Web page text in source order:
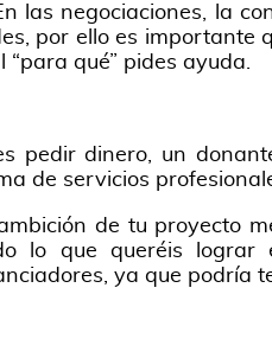
las negociaciones, la
por ello es importante
qué” pides ayuda.
pedir dinero, un
de servicios
de tu proyecto
lo que queréis lograr
ya que podría